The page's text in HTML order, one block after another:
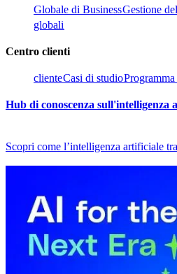
Globale di Business​​Gestione
globali​​
Centro clienti​​
cliente​​Casi di studio​​
Hub di conoscenza sull'intelligenza
Scopri come l’intelligenza artificiale